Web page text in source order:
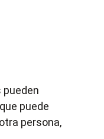
pueden
puede
persona,